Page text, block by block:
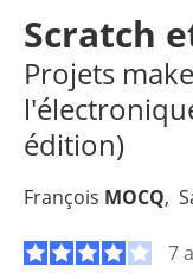
Scratch
Projets
édition)
François MOCQ
7